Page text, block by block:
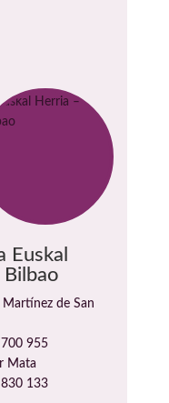
Euskal
Martínez de San
955
Mata
133